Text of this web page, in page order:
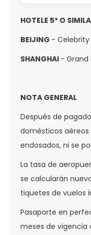
HOTELE 5* O
BEIJING - Celebrity
SHANGHAI - Grand
NOTA GENERAL
Después de
domésticos aéreos
endosados, ni se
La tasa de
se calcularán
tiquetes de vuelos
Pasaporte en
meses de